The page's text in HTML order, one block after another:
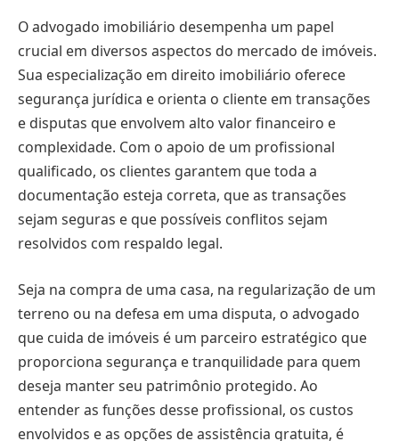
O advogado imobiliário desempenha um papel
crucial em diversos aspectos do mercado de imóveis.
Sua especialização em direito imobiliário oferece
segurança jurídica e orienta o cliente em transações
e disputas que envolvem alto valor financeiro e
complexidade. Com o apoio de um profissional
qualificado, os clientes garantem que toda a
documentação esteja correta, que as transações
sejam seguras e que possíveis conflitos sejam
resolvidos com respaldo legal.
Seja na compra de uma casa, na regularização de um
terreno ou na defesa em uma disputa, o advogado
que cuida de imóveis é um parceiro estratégico que
proporciona segurança e tranquilidade para quem
deseja manter seu patrimônio protegido. Ao
entender as funções desse profissional, os custos
envolvidos e as opções de assistência gratuita, é